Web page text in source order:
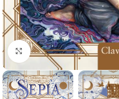
Klik om te vergroten